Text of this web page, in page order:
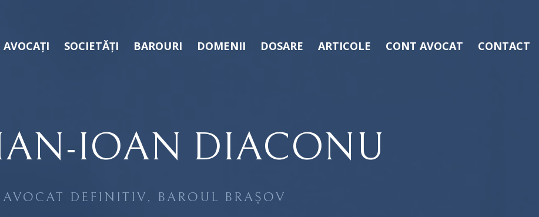
AVOCAȚI SOCIETĂȚI BAROURI DOMENII DOSARE ARTICOLE CONT AVOCAT CONTACT
IOAN DIACONU
AVOCAT DEFINITIV, BAROUL BRAȘOV